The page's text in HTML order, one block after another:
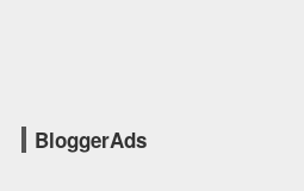
BloggerAds